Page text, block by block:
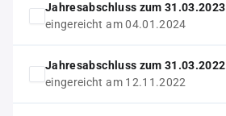
Jahresabschluss zum 31.03.2023
eingereicht am 04.01.2024
Jahresabschluss zum 31.03.2022
eingereicht am 12.11.2022